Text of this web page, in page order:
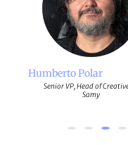
Humberto Polar
Senior VP, Head of
Samy